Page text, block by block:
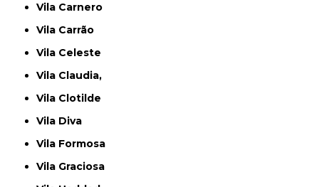
Vila Carnero
Vila Carrão
Vila Celeste
Vila Claudia,
Vila Clotilde
Vila Diva
Vila Formosa
Vila Graciosa